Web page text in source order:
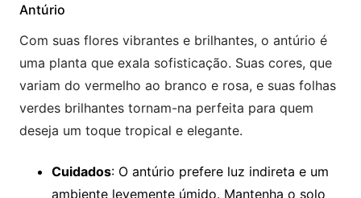
Antúrio
Com suas flores vibrantes e brilhantes, o antúrio é
uma planta que exala sofisticação. Suas cores, que
variam do vermelho ao branco e rosa, e suas folhas
verdes brilhantes tornam-na perfeita para quem
deseja um toque tropical e elegante.
Cuidados: O antúrio prefere luz indireta e um
ambiente levemente úmido. Mantenha o solo